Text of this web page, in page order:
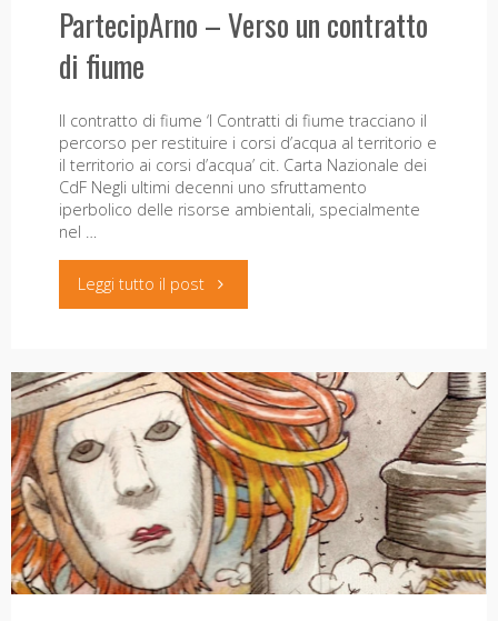
PartecipArno – Verso un contratto
di fiume
Il contratto di fiume ‘I Contratti di fiume tracciano il
percorso per restituire i corsi d’acqua al territorio e
il territorio ai corsi d’acqua’ cit. Carta Nazionale dei
CdF Negli ultimi decenni uno sfruttamento
iperbolico delle risorse ambientali, specialmente
nel …
Leggi tutto il post"PartecipArno
Verso
un
contratto
di
fiume"